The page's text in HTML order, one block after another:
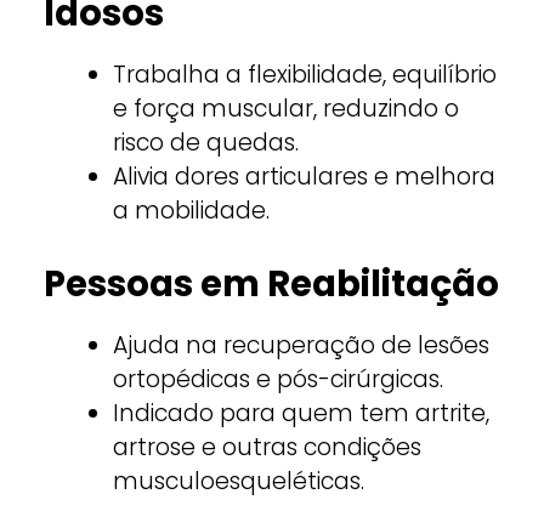
Idosos
Trabalha a flexibilidade, equilíbrio
e força muscular, reduzindo o
risco de quedas.
Alivia dores articulares e melhora
a mobilidade.
Pessoas em Reabilitação
Ajuda na recuperação de lesões
ortopédicas e pós-cirúrgicas.
Indicado para quem tem artrite,
artrose e outras condições
musculoesqueléticas.